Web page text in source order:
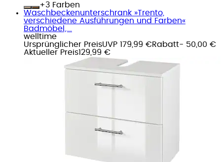
+
Farben
Waschbeckenunterschrank »Trento,
verschiedene Ausführungen und Farben«
Badmöbel,...
welltime
Ursprünglicher PreisUVP 179,99 €Rabatt- 50,00 €
Aktueller Preis129,99 €